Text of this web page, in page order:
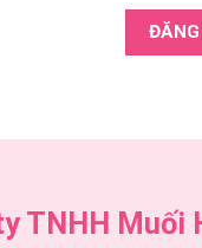
TNHH Muối